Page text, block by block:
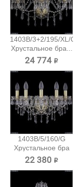
1403B/3+2/195/XL/G
Хрустальное бра...
24 774 ₽
1403B/5/160/G
Хрустальное бра
Bohemia...
22 380 ₽